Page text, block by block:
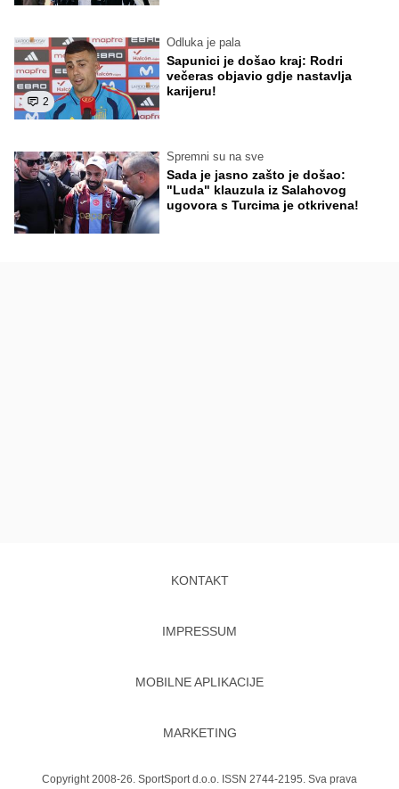
2
Odluka je pala
Sapunici je došao kraj: Rodri
večeras objavio gdje nastavlja
karijeru!
Spremni su na sve
Sada je jasno zašto je došao:
"Luda" klauzula iz Salahovog
ugovora s Turcima je otkrivena!
KONTAKT
IMPRESSUM
MOBILNE APLIKACIJE
MARKETING
Copyright 2008-26. SportSport d.o.o. ISSN 2744-2195. Sva prava